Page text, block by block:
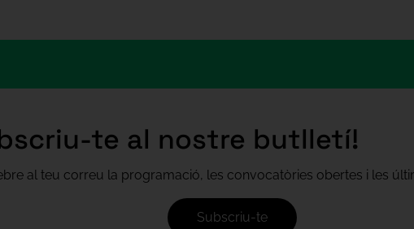
te al nostre butlletí!
al teu correu la programació, les convocatòries obertes i les
Subscriu-te